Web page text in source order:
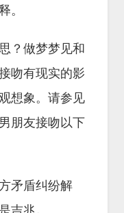
。
？做梦梦见和
吻有现实的影
想象。请参见
朋友接吻以下
矛盾纠纷解
吉兆。